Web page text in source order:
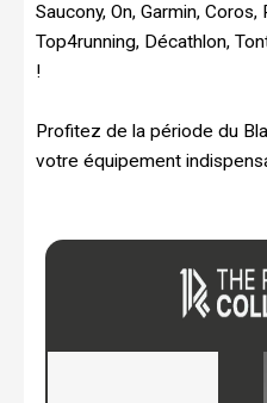
Saucony, On, Garmin,
Top4running, Décathlon,
!
Profitez de la période du
votre équipement